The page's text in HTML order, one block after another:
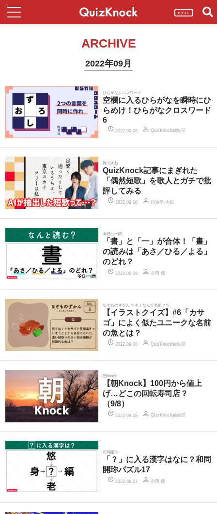
ログイン
ARCHIVE
2022年09月
ひらがなクロスワード
空欄に入るひらがなを瞬時にひ
らめけ！ひらがなクロスワード
6
2022.09.08 QuizKnock編集部
雅ですね
QuizKnock記事にまぎれた
「偶然短歌」を歌人とガチで批
評してみる
2022.09.08 灼熱亭 火焔
今日の一問
「書」と「一」が合体！「晝」
の読みは「あさ／ひる／よる」
のどれ？
2022.09.08 永岡 優
なぞものずかん 〜キミなんて名前？〜
【イラストクイズ】#6「カサ
ゴ」によく似たユニークな名前
の魚とは？
2022.09.08 QuizKnock編集部
朝Knock
【朝Knock】100円から値上
げ…どこの回転寿司店？
（9/8）
2022.09.08 QuizKnock編集部
和同開珎
「？」に入る漢字はなに？和同
開珎パズル17
2022.09.07 永岡 優